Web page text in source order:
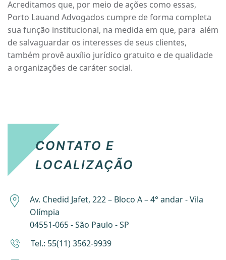
Acreditamos que, por meio de ações como essas,
Porto Lauand Advogados cumpre de forma completa
sua função institucional, na medida em que, para além
de salvaguardar os interesses de seus clientes,
também provê auxílio jurídico gratuito e de qualidade
a organizações de caráter social.
CONTATO E
LOCALIZAÇÃO
Av. Chedid Jafet, 222 – Bloco A – 4° andar - Vila
Olímpia
04551-065 - São Paulo - SP
Tel.: 55(11) 3562-9939